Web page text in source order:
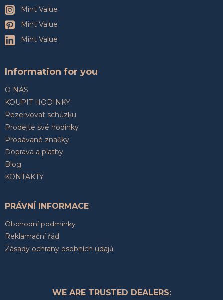
Mint Value
Mint Value
Mint Value
Information for you
O NÁS
KOUPIT HODINKY
Rezervovat schůzku
Prodejte své hodinky
Prodávané značky
Doprava a platby
Blog
KONTAKTY
PRÁVNÍ INFORMACE
Obchodní podmínky
Reklamační řád
Zásady ochrany osobních údajů
WE ARE TRUSTED DEALERS: